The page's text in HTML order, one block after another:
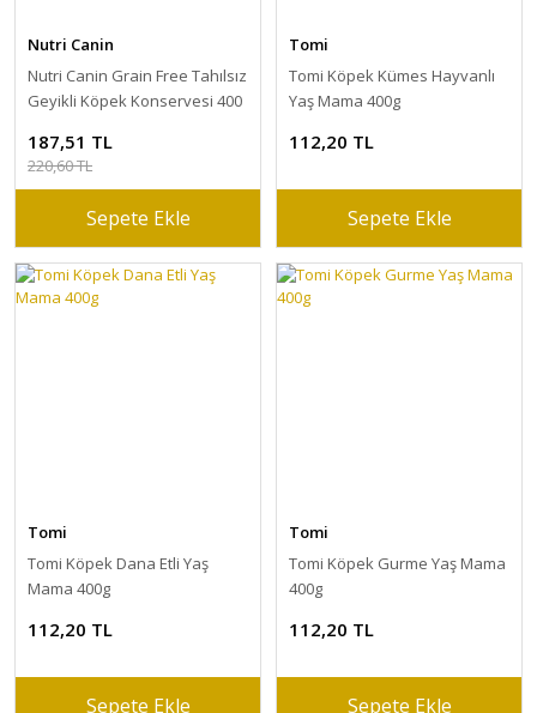
Nutri Canin
Nutri Canin Grain Free Tahılsız
Geyikli Köpek Konservesi 400
187,51 TL
220,60 TL
Sepete Ekle
Tomi
Tomi Köpek Kümes Hayvanlı
Yaş Mama 400g
112,20 TL
Sepete Ekle
Tomi
Tomi Köpek Dana Etli Yaş
Mama 400g
112,20 TL
Sepete Ekle
Tomi
Tomi Köpek Gurme Yaş Mama
400g
112,20 TL
Sepete Ekle